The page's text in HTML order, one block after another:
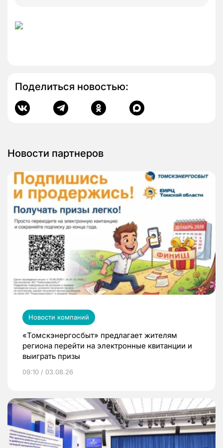
Поделиться новостью:
Новости партнеров
Новости компаний
«Томскэнергосбыт» предлагает жителям
региона перейти на электронные квитанции и
выиграть призы
09:10 / 03.08.26